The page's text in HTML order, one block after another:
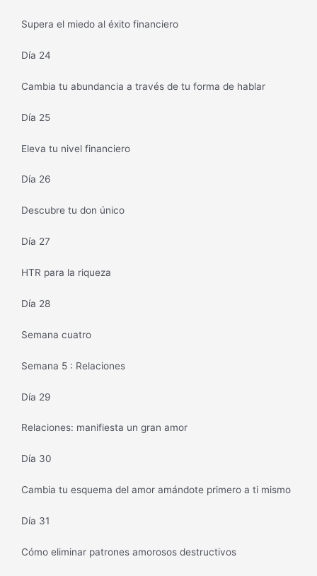
Supera el miedo al éxito financiero
Día 24
Cambia tu abundancia a través de tu forma de hablar
Día 25
Eleva tu nivel financiero
Día 26
Descubre tu don único
Día 27
HTR para la riqueza
Día 28
Semana cuatro
Semana 5 : Relaciones
Día 29
Relaciones: manifiesta un gran amor
Día 30
Cambia tu esquema del amor amándote primero a ti mismo
Día 31
Cómo eliminar patrones amorosos destructivos